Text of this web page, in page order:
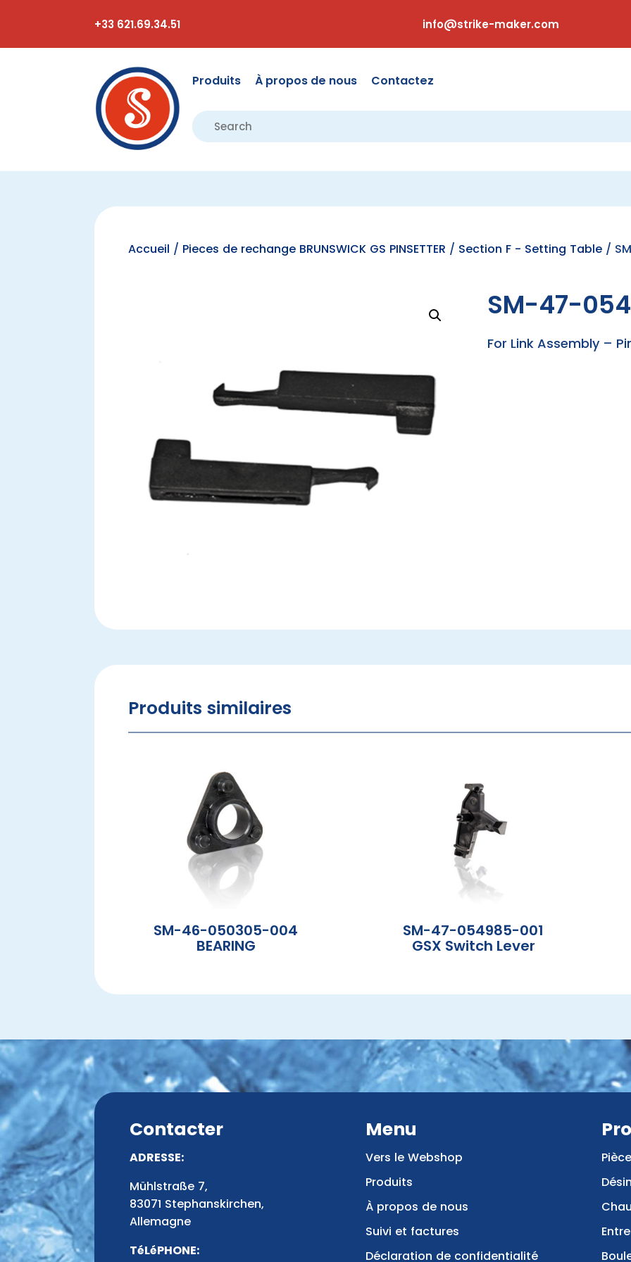
+33 621.69.34.51 info@strike-maker.com
Produits À propos de nous Contactez
Accueil / Pieces de rechange BRUNSWICK GS PINSETTER / Section F - Setting Table /
SM-47-
For Link Assembly –
Produits similaires
SM-46-050305-004
BEARING
SM-47-054985-001
GSX Switch Lever
Contacter
ADRESSE:
Mühlstraße 7,
83071 Stephanskirchen,
Allemagne
TéLéPHONE:
Menu
Vers le Webshop
Produits
À propos de nous
Suivi et factures
Déclaration de confidentialité